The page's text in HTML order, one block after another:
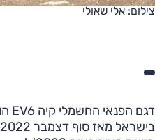
צילום: אלי שאולי